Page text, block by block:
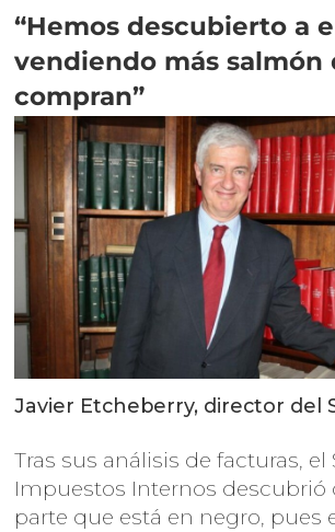
“Hemos descubierto a
vendiendo más salmón
compran”
Javier Etcheberry, director del
Tras sus análisis de facturas, el
Impuestos Internos descubrió
parte que está en negro, pues